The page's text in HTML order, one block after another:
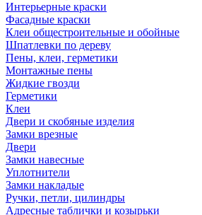
Интерьерные краски
Фасадные краски
Клеи общестроительные и обойные
Шпатлевки по дереву
Пены, клеи, герметики
Монтажные пены
Жидкие гвозди
Герметики
Клеи
Двери и скобяные изделия
Замки врезные
Двери
Замки навесные
Уплотнители
Замки накладые
Ручки, петли, цилиндры
Адресные таблички и козырьки